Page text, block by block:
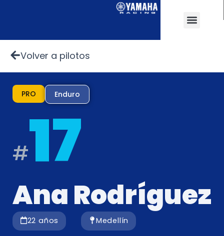
Menu
Volver a pilotos
PRO Enduro
#17
Ana Rodríguez
22 años Medellín